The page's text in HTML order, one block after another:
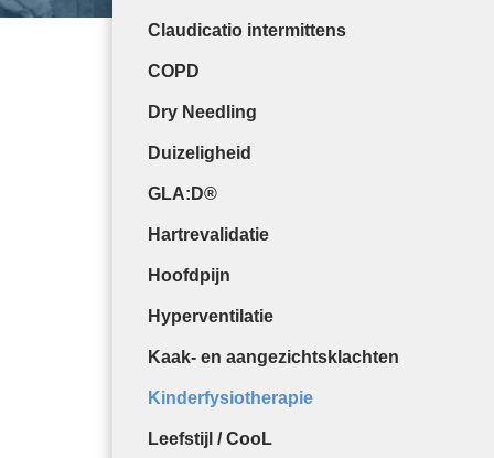
Claudicatio intermittens
COPD
Dry Needling
Duizeligheid
GLA:D®
Hartrevalidatie
Hoofdpijn
Hyperventilatie
Kaak- en aangezichtsklachten
Kinderfysiotherapie
Leefstijl / CooL